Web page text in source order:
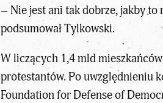
– Nie jest ani tak dobrze, jakby
podsumował Tylkowski.
W liczących 1,4 mld
protestantów. Po uwzględnieniu
Foundation for Defense of